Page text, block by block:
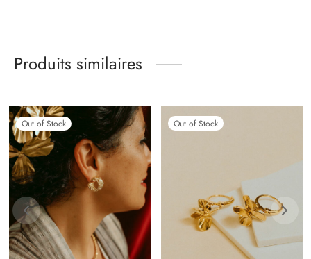
Produits similaires
Out of Stock Out of Stock